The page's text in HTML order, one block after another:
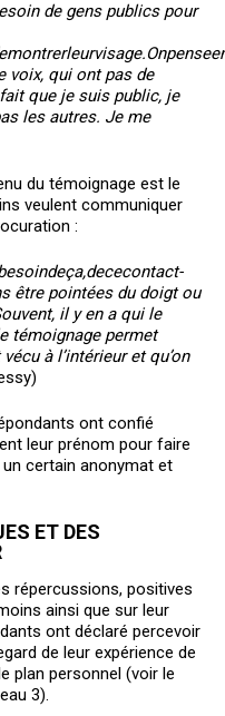
de gens publics pour
montrerleurvisage.Onpense
voix, qui ont pas de
que je suis public, je
les autres. Je me
du témoignage est le
veulent communiquer
:
deça,dececontact-
être pointées du doigt ou
il y en a qui le
témoignage permet
à l’intérieur et qu’on
ont confié
leur prénom pour faire
certain anonymat et
ET DES
répercussions, positives
ainsi que sur leur
ont déclaré percevoir
de leur expérience de
plan personnel (voir le
3).